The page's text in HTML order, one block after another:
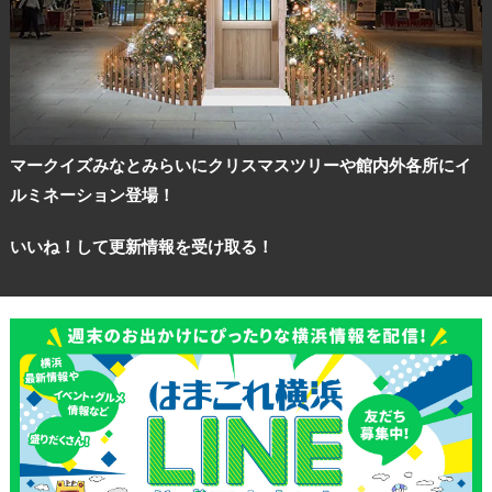
マークイズみなとみらいにクリスマスツリーや館内外各所にイ
ルミネーション登場！
いいね！して更新情報を受け取る！
観光ガイド
ブログ記事
サイトについて